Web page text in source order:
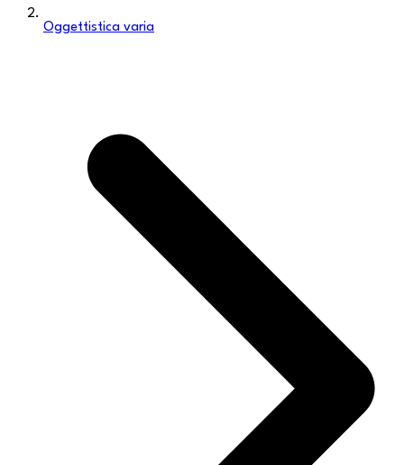
Oggettistica varia